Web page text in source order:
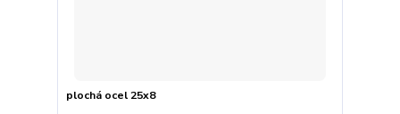
plochá ocel 25x8